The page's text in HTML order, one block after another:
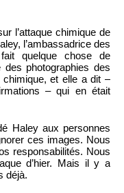
l’attaque chimique de
l’ambassadrice des
quelque chose de
photographies des
chimique, et elle a dit –
– qui en était
Haley aux personnes
ces images. Nous
responsabilités. Nous
d’hier. Mais il y a
déjà.